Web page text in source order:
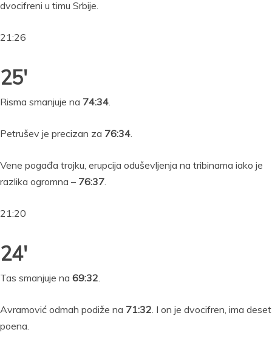
dvocifreni u timu Srbije.
21:26
25′
Risma smanjuje na 74:34.
Petrušev je precizan za 76:34.
Vene pogađa trojku, erupcija oduševljenja na tribinama iako je
razlika ogromna – 76:37.
21:20
24′
Tas smanjuje na 69:32.
Avramović odmah podiže na 71:32. I on je dvocifren, ima deset
poena.